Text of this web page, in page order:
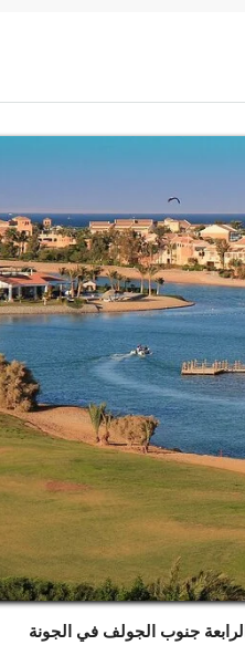
جنوب الجولف في الجونة